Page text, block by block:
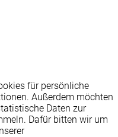
für persönliche
Außerdem möchten
Daten zur
Dafür bitten wir um